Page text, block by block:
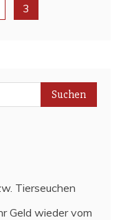
3
Tierseuchen
Geld wieder vom